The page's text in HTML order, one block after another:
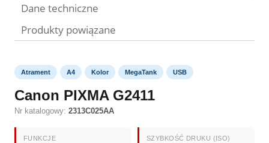
Dane techniczne
Produkty powiązane
Atrament A4 Kolor MegaTank USB
Canon PIXMA G2411
Nr katalogowy: 2313C025AA
FUNKCJE SZYBKOŚĆ DRUKU (ISO)